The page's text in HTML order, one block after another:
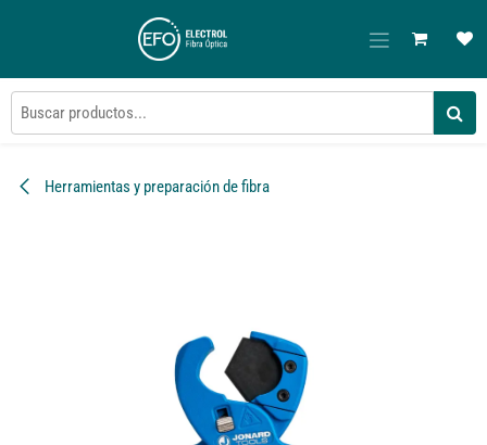
Herramientas y preparación de fibra